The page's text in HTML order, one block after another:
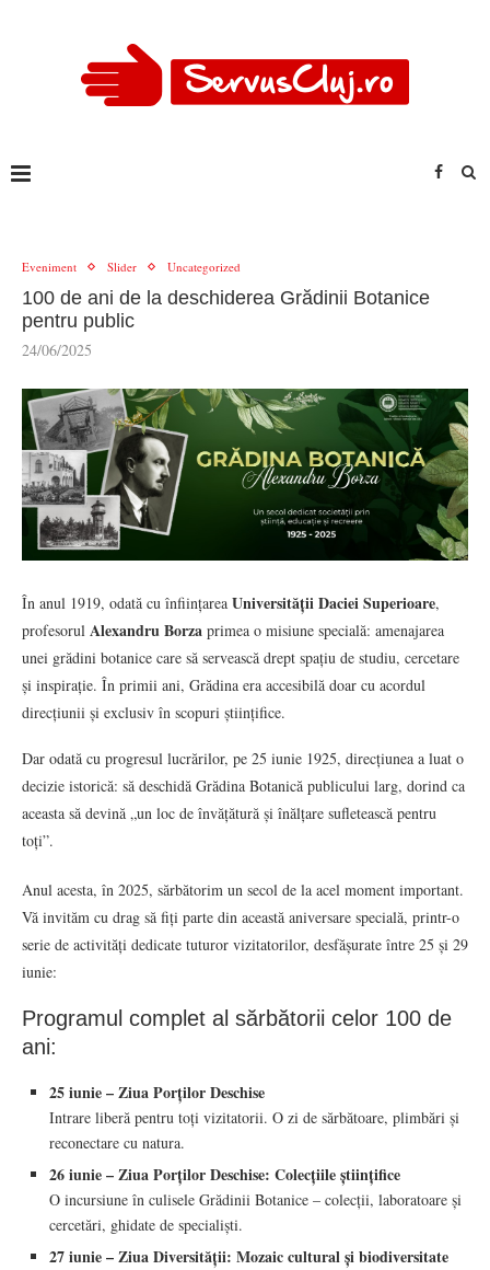
Eveniment Slider Uncategorized
100 de ani de la deschiderea Grădinii Botanice
pentru public
24/06/2025
În anul 1919, odată cu înființarea Universității Daciei Superioare,
profesorul Alexandru Borza primea o misiune specială: amenajarea
unei grădini botanice care să servească drept spațiu de studiu, cercetare
și inspirație. În primii ani, Grădina era accesibilă doar cu acordul
direcțiunii și exclusiv în scopuri științifice.
Dar odată cu progresul lucrărilor, pe 25 iunie 1925, direcțiunea a luat o
decizie istorică: să deschidă Grădina Botanică publicului larg, dorind ca
aceasta să devină „un loc de învățătură și înălțare sufletească pentru
toți”.
Anul acesta, în 2025, sărbătorim un secol de la acel moment important.
Vă invităm cu drag să fiți parte din această aniversare specială, printr-o
serie de activități dedicate tuturor vizitatorilor, desfășurate între 25 și 29
iunie:
Programul complet al sărbătorii celor 100 de
ani:
25 iunie – Ziua Porților Deschise
Intrare liberă pentru toți vizitatorii. O zi de sărbătoare, plimbări și
reconectare cu natura.
26 iunie – Ziua Porților Deschise: Colecțiile științifice
O incursiune în culisele Grădinii Botanice – colecții, laboratoare și
cercetări, ghidate de specialiști.
27 iunie – Ziua Diversității: Mozaic cultural și biodiversitate